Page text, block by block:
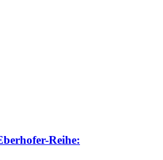
Reihe: